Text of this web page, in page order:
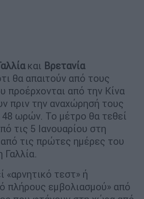
και Βρετανία
θα απαιτούν από τους
προέρχονται από την Κίνα
πριν την αναχώρησή τους
48 ωρών. Το μέτρο θα τεθεί
τις 5 Ιανουαρίου στη
τις πρώτες ημέρες του
Γαλλία.
«αρνητικό τεστ» ή
πλήρους εμβολιασμού» από